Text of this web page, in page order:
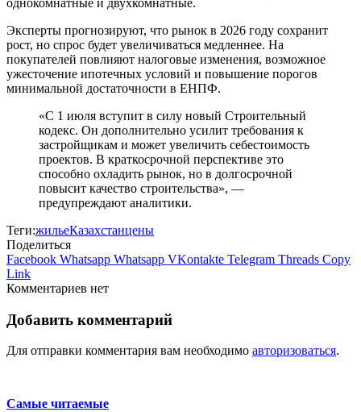
Эксперты прогнозируют, что рынок в 2026 году сохранит
рост, но спрос будет увеличиваться медленнее. На
покупателей повлияют налоговые изменения, возможное
ужесточение ипотечных условий и повышение порогов
минимальной достаточности в ЕНПФ.
«С 1 июля вступит в силу новый Строительный
кодекс. Он дополнительно усилит требования к
застройщикам и может увеличить себестоимость
проектов. В краткосрочной перспективе это
способно охладить рынок, но в долгосрочной
повысит качество строительства», —
предупреждают аналитики.
Теги:жильеКазахстанцены
Поделиться
Facebook Whatsapp Whatsapp VKontakte Telegram Threads Copy
Link
Комментариев нет
Добавить комментарий
Для отправки комментария вам необходимо авторизоваться.
Самые читаемые